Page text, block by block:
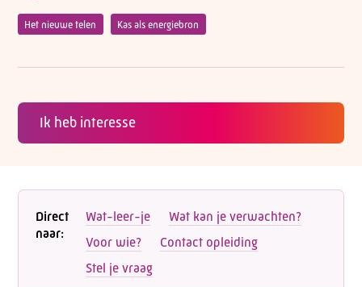
Het nieuwe telen Kas als energiebron
Ik heb interesse
Direct
naar:
Wat-leer-je
Wat kan je verwachten?
Voor wie?
Contact opleiding
Stel je vraag